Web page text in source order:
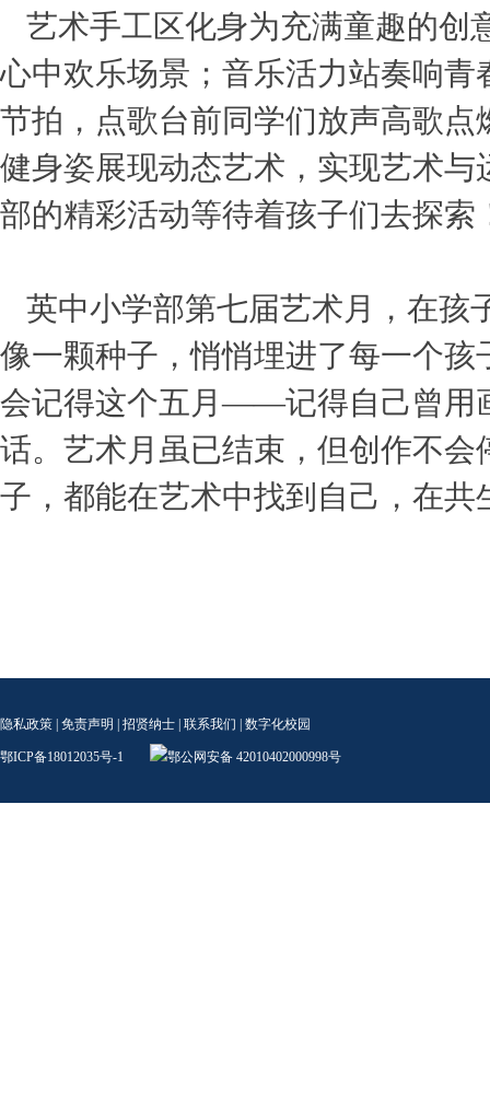
艺术手工区化身为充满童趣的创
心中欢乐场景；音乐活力站奏响
节拍，点歌台前同学们放声高歌
健身姿展现动态艺术，实现艺术
部的精彩活动等待着孩子们去探索
英中小学部第七届艺术月，在孩
像一颗种子，悄悄埋进了每一个
会记得这个五月——记得自己曾用
话。艺术月虽已结束，但创作不
子，都能在艺术中找到自己，在共
隐私政策 免责声明 招贤纳士 联系我们 数字化校园
鄂ICP备18012035号-1 鄂公网安备 42010402000998号